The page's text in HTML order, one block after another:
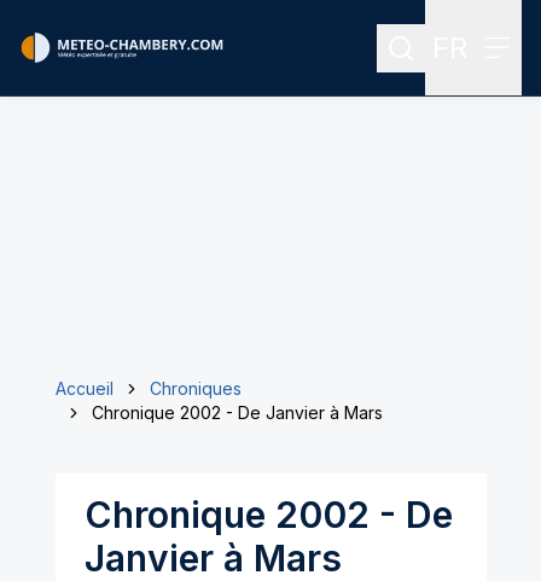
Rechercher
Accueil
Chroniques
Chronique 2002 - De Janvier à Mars
Chronique 2002 - De
Janvier à Mars